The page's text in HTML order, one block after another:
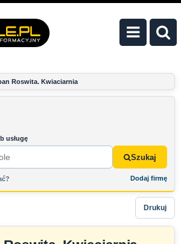
Roswita. Kwiaciarnia
usługę
Szukaj
Dodaj firmę
Drukuj